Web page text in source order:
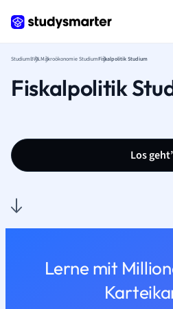
StudiumBWLMakroökonomie StudiumFiskalpolitik Studium
Fiskalpolitik
Los
Lerne mit